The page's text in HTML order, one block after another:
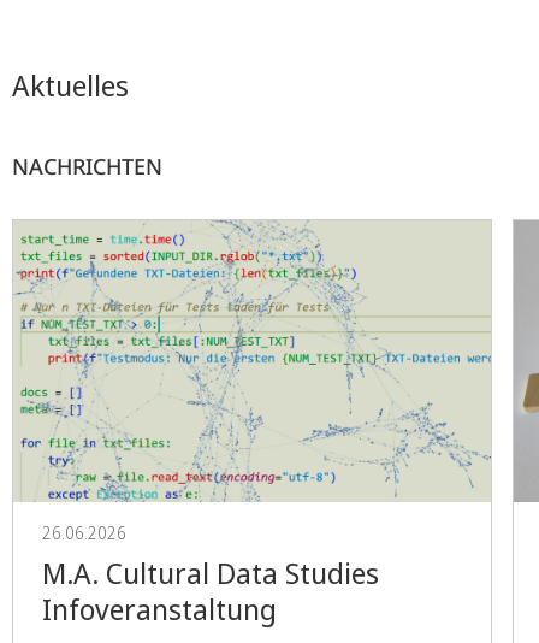
Aktuelles
NACHRICHTEN
26.06.2026
M.A. Cultural Data Studies
Infoveranstaltung